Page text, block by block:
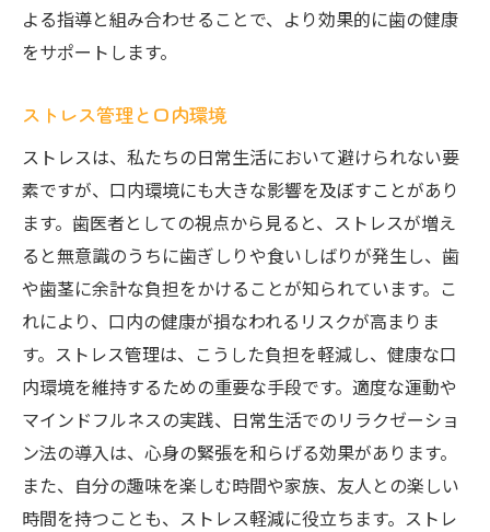
よる指導と組み合わせることで、より効果的に歯の健康
をサポートします。
ストレス管理と口内環境
ストレスは、私たちの日常生活において避けられない要
素ですが、口内環境にも大きな影響を及ぼすことがあり
ます。歯医者としての視点から見ると、ストレスが増え
ると無意識のうちに歯ぎしりや食いしばりが発生し、歯
や歯茎に余計な負担をかけることが知られています。こ
れにより、口内の健康が損なわれるリスクが高まりま
す。ストレス管理は、こうした負担を軽減し、健康な口
内環境を維持するための重要な手段です。適度な運動や
マインドフルネスの実践、日常生活でのリラクゼーショ
ン法の導入は、心身の緊張を和らげる効果があります。
また、自分の趣味を楽しむ時間や家族、友人との楽しい
時間を持つことも、ストレス軽減に役立ちます。ストレ